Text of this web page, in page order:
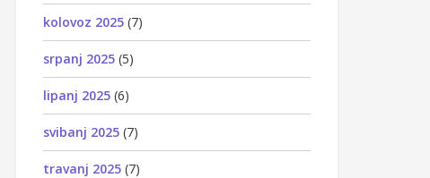
kolovoz 2025 (7)
srpanj 2025 (5)
lipanj 2025 (6)
svibanj 2025 (7)
travanj 2025 (7)